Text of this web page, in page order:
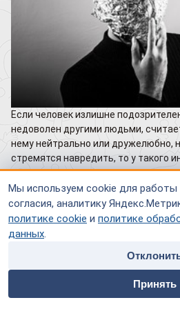
Мы используем cookie для работы
согласия, аналитику
политике cookie и политике
данных.
Принять
home people
Специалисты
Если человек излишне
недоволен другими людьми,
нему нейтрально или дружелюбно,
стремятся навредить, то у такого
заподозрить параноидальное
винит окружающих во всех своих
страдает от несправедливого
нет на самом деле), склонен к
Как правило, первые «звоночки» о
заболевания проявляются в
чувствительностью к неудачам и
25 годам симптомы психопатии
выраженными и несут большие